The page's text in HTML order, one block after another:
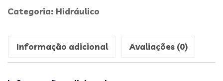
Categoria: Hidráulico
Informação adicional Avaliações (0)